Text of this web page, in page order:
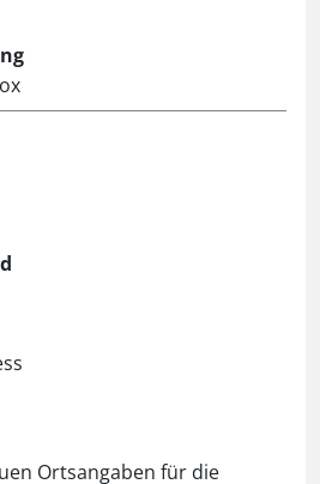
Ortsangaben für die